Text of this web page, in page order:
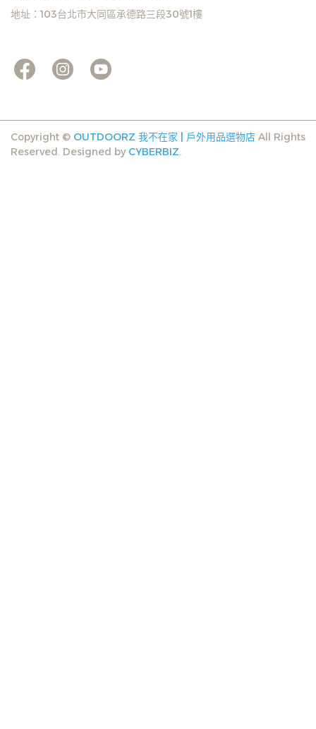
地址：103台北市大同區承德路三段30號1樓
Copyright © OUTDOORZ 我不在家 | 戶外用品選物店 All Rights
Reserved. Designed by CYBERBIZ.